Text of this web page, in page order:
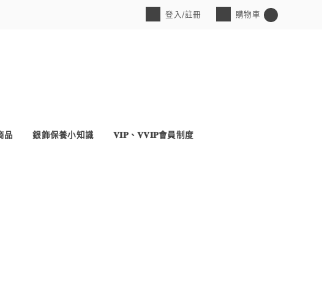
登入/註冊 購物車
品 銀飾保養小知識 𝐕𝐈𝐏、𝐕𝐕𝐈𝐏會員制度